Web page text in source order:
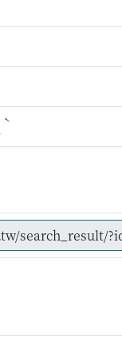
ˋ